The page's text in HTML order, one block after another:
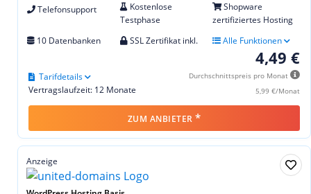
Telefonsupport
Kostenlose
Testphase
Shopware
zertifiziertes Hosting
10 Datenbanken
SSL Zertifikat inkl. Alle Funktionen
4,49 €
Durchschnittspreis pro Monat
5,99 €/Monat
Vertragslaufzeit: 12 Monate
Tarifdetails
ZUM ANBIETER *
Anzeige